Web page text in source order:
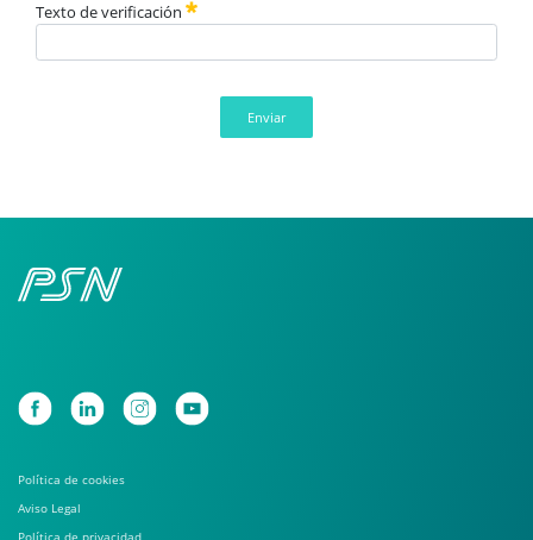
Texto de verificación
Enviar
Política de cookies
Aviso Legal